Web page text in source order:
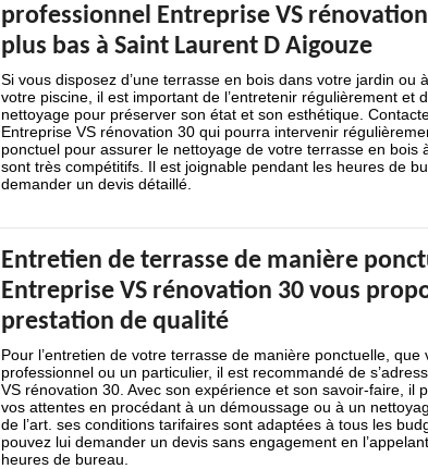
professionnel Entreprise VS
plus bas à Saint Laurent D Aigouze
Si vous disposez d’une terrasse en bois dans votre jardin ou
votre piscine, il est important de l’entretenir régulièrement et
nettoyage pour préserver son état et son esthétique.
Entreprise VS rénovation 30 qui pourra intervenir
ponctuel pour assurer le nettoyage de votre terrasse en bois
sont très compétitifs. Il est joignable pendant les heures de
demander un devis détaillé.
Entretien de terrasse de manière
Entreprise VS rénovation 30 vous
prestation de qualité
Pour l’entretien de votre terrasse de manière ponctuelle, que
professionnel ou un particulier, il est recommandé de
VS rénovation 30. Avec son expérience et son savoir-faire, il
vos attentes en procédant à un démoussage ou à un
de l’art. ses conditions tarifaires sont adaptées à tous les
pouvez lui demander un devis sans engagement en
heures de bureau.